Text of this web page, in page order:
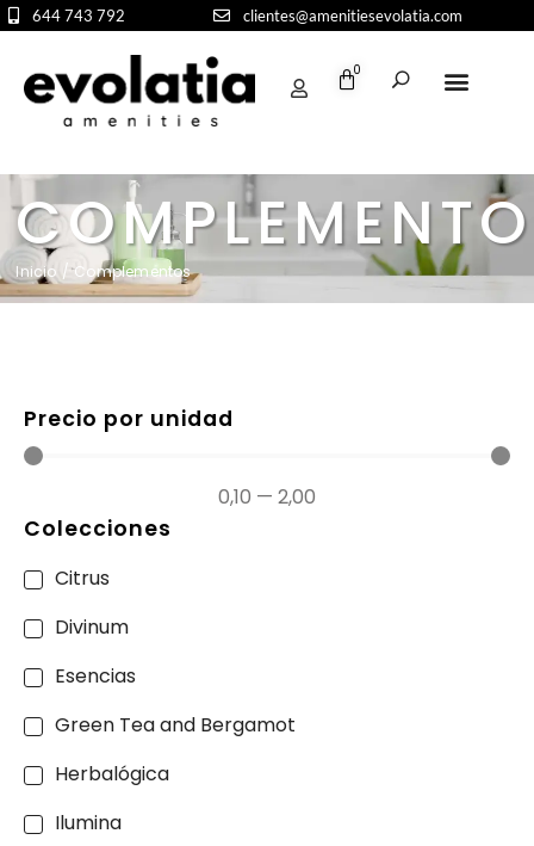
644 743 792 clientes@amenitiesevolatia.com
0
Inicio / Complementos
Precio por unidad
0,10 — 2,00
Colecciones
Citrus
Divinum
Esencias
Green Tea and Bergamot
Herbalógica
Ilumina